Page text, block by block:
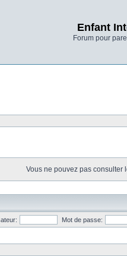
Enfant
Forum pour
Vous ne pouvez pas consulter
Mot de passe: